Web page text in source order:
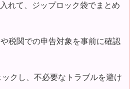
れて、ジップロック袋でまとめ
税関での申告対象を事前に確認
クし、不必要なトラブルを避け